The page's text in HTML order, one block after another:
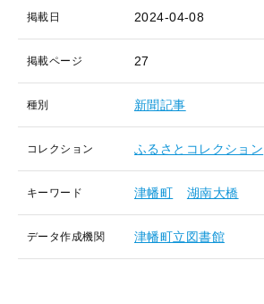
掲載日 2024-04-08
掲載ページ 27
種別 新聞記事
コレクション ふるさとコレクション
キーワード 津幡町 湖南大橋
データ作成機関 津幡町立図書館